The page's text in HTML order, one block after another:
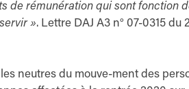
de rémunération qui sont fonction
». Lettre DAJ A3 n° 07-0315 du
neutres du mouve-ment des